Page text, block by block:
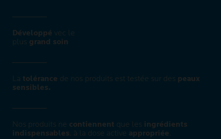
Développé vec le
plus grand soin​
La tolérance de nos produits est testée sur des peaux
sensibles.
Nos produits ne contiennent que les ingrédients
indispensables, à la dose active appropriée